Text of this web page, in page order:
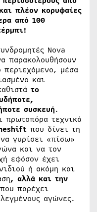
πλέον κορυφαίες
από 100
Nova
παρακολουθήσουν
περιεχόμενο, μέσα
και
το
συσκευή.
πρωτοπόρα τεχνικά
που δίνει τη
γυρίσει «πίσω»
και να τον
εφόσον έχει
ή ακόμη και
, αλλά και την
παρέχει
αγώνες.